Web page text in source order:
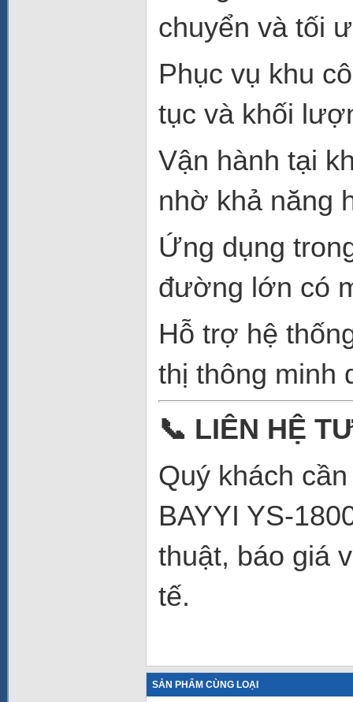
chuyển và tối
Phục vụ khu
tục và khối
Vận hành tại
nhờ khả năng
Ứng dụng
đường lớn có
Hỗ trợ hệ
thị thông minh
📞 LIÊN HỆ
Quý khách
BAYYI YS-
thuật, báo giá
tế.
SẢN PHẨM CÙNG LOẠI